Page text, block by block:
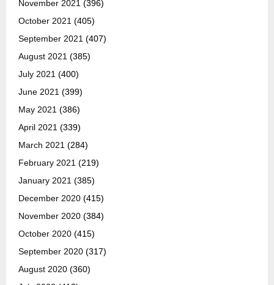
November 2021 (396)
October 2021 (405)
September 2021 (407)
August 2021 (385)
July 2021 (400)
June 2021 (399)
May 2021 (386)
April 2021 (339)
March 2021 (284)
February 2021 (219)
January 2021 (385)
December 2020 (415)
November 2020 (384)
October 2020 (415)
September 2020 (317)
August 2020 (360)